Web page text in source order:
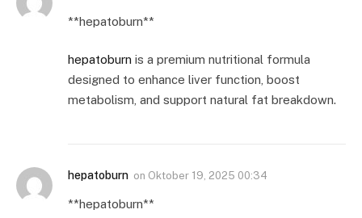
** hepatoburn**
hepatoburn is a premium nutritional formula
designed to enhance liver function, boost
metabolism, and support natural fat breakdown.
hepatoburn on Oktober 19, 2025 00:34
**hepatoburn**